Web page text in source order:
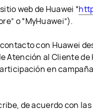
web de Huawei “
o “MyHuawei”).
con Huawei
Atención al Cliente
en
de acuerdo con